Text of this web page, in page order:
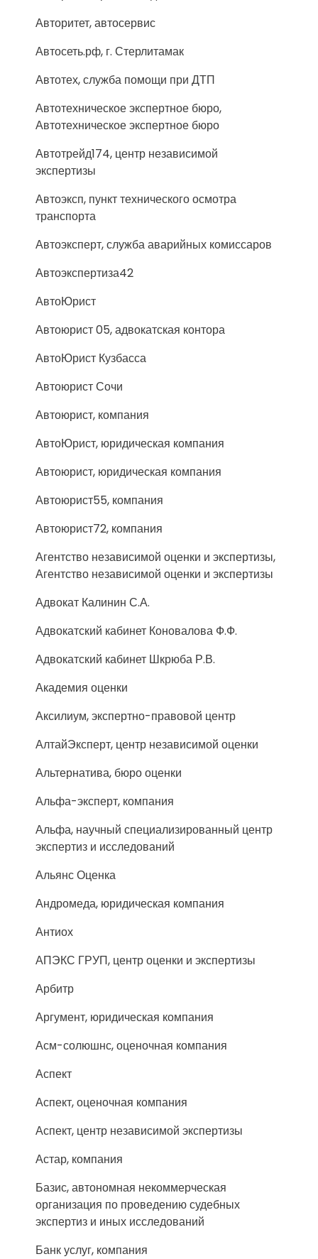
Авторитет, автосервис
Автосеть.рф, г. Стерлитамак
Автотех, служба помощи при ДТП
Автотехническое экспертное бюро,
Автотехническое экспертное бюро
Автотрейд174, центр независимой
экспертизы
Автоэксп, пункт технического осмотра
транспорта
Автоэксперт, служба аварийных комиссаров
Автоэкспертиза42
АвтоЮрист
Автоюрист 05, адвокатская контора
АвтоЮрист Кузбасса
Автоюрист Сочи
Автоюрист, компания
АвтоЮрист, юридическая компания
Автоюрист, юридическая компания
Автоюрист55, компания
Автоюрист72, компания
Агентство независимой оценки и экспертизы,
Агентство независимой оценки и экспертизы
Адвокат Калинин С.А.
Адвокатский кабинет Коновалова Ф.Ф.
Адвокатский кабинет Шкрюба Р.В.
Академия оценки
Аксилиум, экспертно-правовой центр
АлтайЭксперт, центр независимой оценки
Альтернатива, бюро оценки
Альфа-эксперт, компания
Альфа, научный специализированный центр
экспертиз и исследований
Альянс Оценка
Андромеда, юридическая компания
Антиох
АПЭКС ГРУП, центр оценки и экспертизы
Арбитр
Аргумент, юридическая компания
Асм-солюшнс, оценочная компания
Аспект
Аспект, оценочная компания
Аспект, центр независимой экспертизы
Астар, компания
Базис, автономная некоммерческая
организация по проведению судебных
экспертиз и иных исследований
Банк услуг, компания